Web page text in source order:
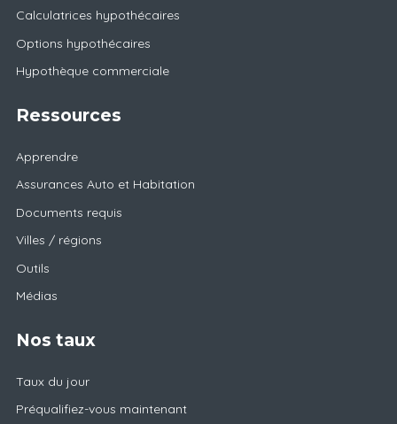
Calculatrices hypothécaires
Options hypothécaires
Hypothèque commerciale
Ressources
Apprendre
Assurances Auto et Habitation
Documents requis
Villes / régions
Outils
Médias
Nos taux
Taux du jour
Préqualifiez-vous maintenant